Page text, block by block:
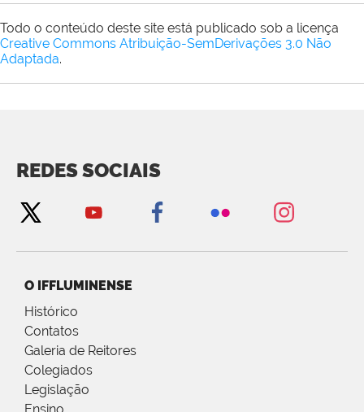
Todo o conteúdo deste site está publicado sob a licença
Creative Commons Atribuição-SemDerivações 3.0 Não
Adaptada.
REDES SOCIAIS
O IFFLUMINENSE
Histórico
Contatos
Galeria de Reitores
Colegiados
Legislação